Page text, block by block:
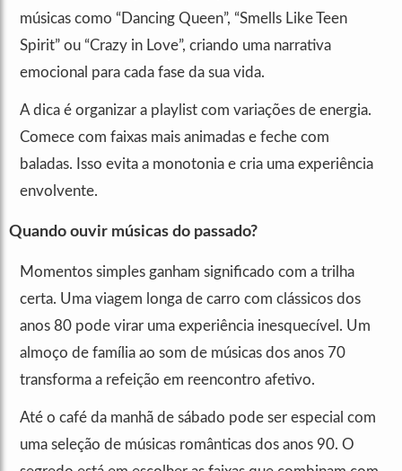
músicas como “Dancing Queen”, “Smells Like Teen
Spirit” ou “Crazy in Love”, criando uma narrativa
emocional para cada fase da sua vida.
A dica é organizar a playlist com variações de energia.
Comece com faixas mais animadas e feche com
baladas. Isso evita a monotonia e cria uma experiência
envolvente.
Quando ouvir músicas do passado?
Momentos simples ganham significado com a trilha
certa. Uma viagem longa de carro com clássicos dos
anos 80 pode virar uma experiência inesquecível. Um
almoço de família ao som de músicas dos anos 70
transforma a refeição em reencontro afetivo.
Até o café da manhã de sábado pode ser especial com
uma seleção de músicas românticas dos anos 90. O